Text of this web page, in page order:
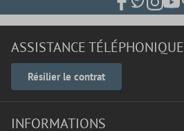
ASSISTANCE TÉLÉPHONIQUE
Résilier le contrat
INFORMATIONS